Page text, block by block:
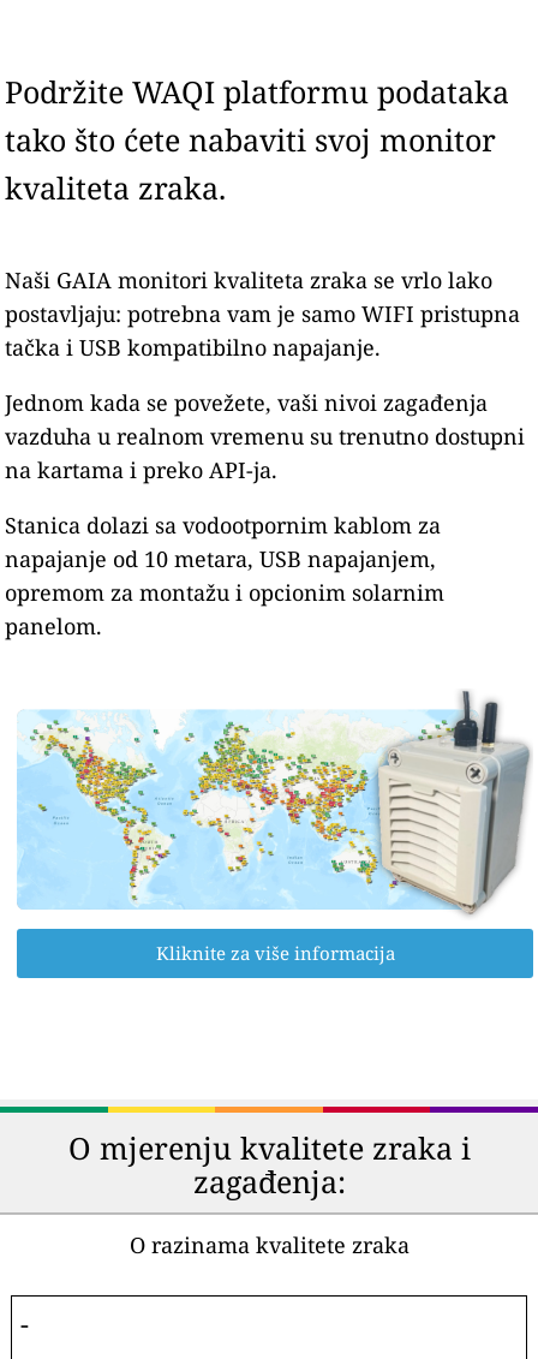
Podržite WAQI platformu podataka
tako što ćete nabaviti svoj monitor
kvaliteta zraka.
Naši GAIA monitori kvaliteta zraka se vrlo lako
postavljaju: potrebna vam je samo WIFI pristupna
tačka i USB kompatibilno napajanje.
Jednom kada se povežete, vaši nivoi zagađenja
vazduha u realnom vremenu su trenutno dostupni
na kartama i preko API-ja.
Stanica dolazi sa vodootpornim kablom za
napajanje od 10 metara, USB napajanjem,
opremom za montažu i opcionim solarnim
panelom.
Kliknite za više informacija
O mjerenju kvalitete zraka i
zagađenja:
O razinama kvalitete zraka
-